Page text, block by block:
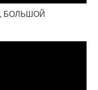
БОЛЬШОЙ